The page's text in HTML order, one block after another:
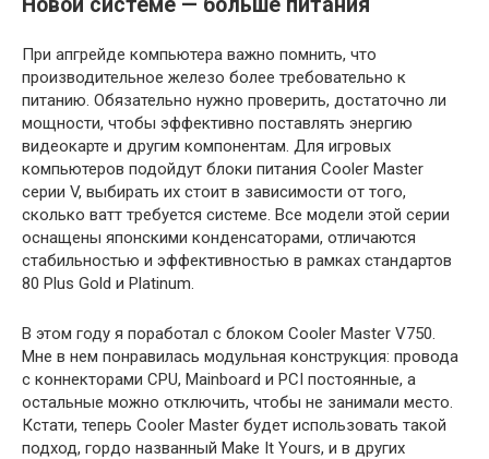
При апгрейде компьютера важно помнить, что
производительное железо более требовательно к
питанию. Обязательно нужно проверить, достаточно ли
мощности, чтобы эффективно поставлять энергию
видеокарте и другим компонентам. Для игровых
компьютеров подойдут блоки питания Cooler Master
серии V, выбирать их стоит в зависимости от того,
сколько ватт требуется системе. Все модели этой серии
оснащены японскими конденсаторами, отличаются
стабильностью и эффективностью в рамках стандартов
80 Plus Gold и Platinum.
В этом году я поработал с блоком Cooler Master V750.
Мне в нем понравилась модульная конструкция: провода
с коннекторами CPU, Mainboard и PCI постоянные, а
остальные можно отключить, чтобы не занимали место.
Кстати, теперь Cooler Master будет использовать такой
подход, гордо названный Make It Yours, и в других